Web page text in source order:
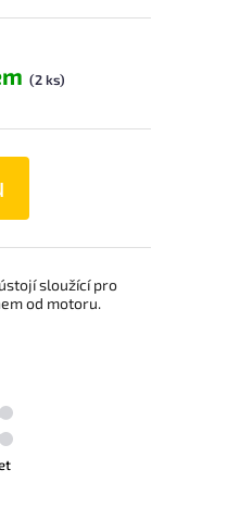
(2 ks)
sloužící pro
od motoru.